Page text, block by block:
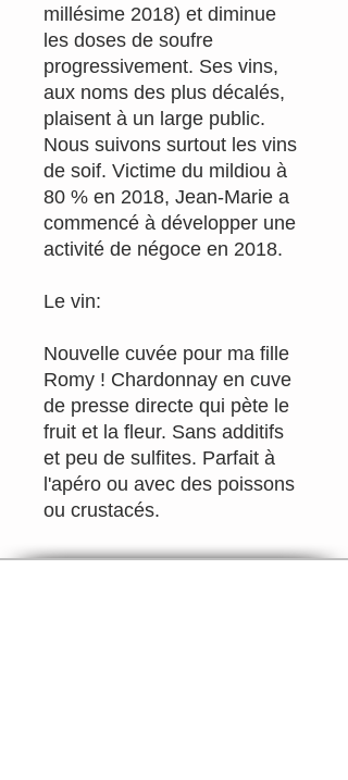
millésime 2018) et diminue
les doses de soufre
progressivement. Ses vins,
aux noms des plus décalés,
plaisent à un large public.
Nous suivons surtout les vins
de soif. Victime du mildiou à
80 % en 2018, Jean-Marie a
commencé à développer une
activité de négoce en 2018.
Le vin:
Nouvelle cuvée pour ma fille
Romy ! Chardonnay en cuve
de presse directe qui pète le
fruit et la fleur. Sans additifs
et peu de sulfites. Parfait à
l'apéro ou avec des poissons
ou crustacés.